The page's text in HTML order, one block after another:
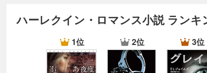
ハーレクイン・ロマンス小説 ランキ
1位 2位 3位